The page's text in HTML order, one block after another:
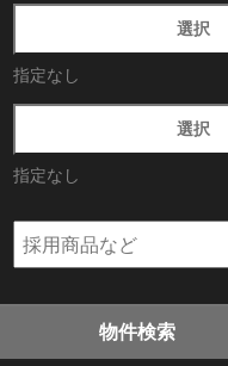
選択
指定なし
選択
指定なし
物件検索